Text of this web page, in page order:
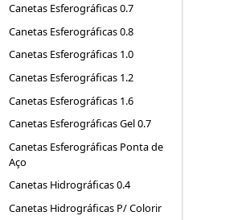
Canetas Esferográficas 0.7
Canetas Esferográficas 0.8
Canetas Esferográficas 1.0
Canetas Esferográficas 1.2
Canetas Esferográficas 1.6
Canetas Esferográficas Gel 0.7
Canetas Esferográficas Ponta de
Aço
Canetas Hidrográficas 0.4
Canetas Hidrográficas P/ Colorir